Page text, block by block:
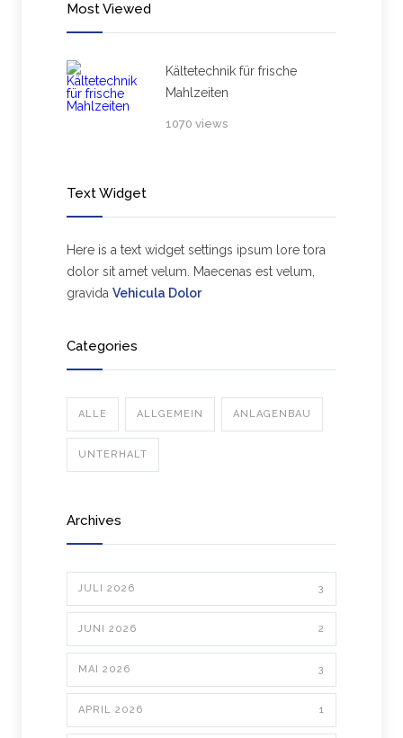
Most Viewed
Kältetechnik für frische
Mahlzeiten
1070 views
Text Widget
Here is a text widget settings ipsum lore tora
dolor sit amet velum. Maecenas est velum,
gravida Vehicula Dolor
Categories
ALLE ALLGEMEIN ANLAGENBAU
UNTERHALT
Archives
JULI 2026 3
JUNI 2026 2
MAI 2026 3
APRIL 2026 1